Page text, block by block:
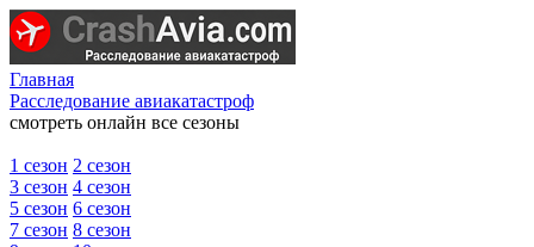
Главная
Расследование авиакатастроф
смотреть онлайн все сезоны
1 сезон 2 сезон
3 сезон 4 сезон
5 сезон 6 сезон
7 сезон 8 сезон